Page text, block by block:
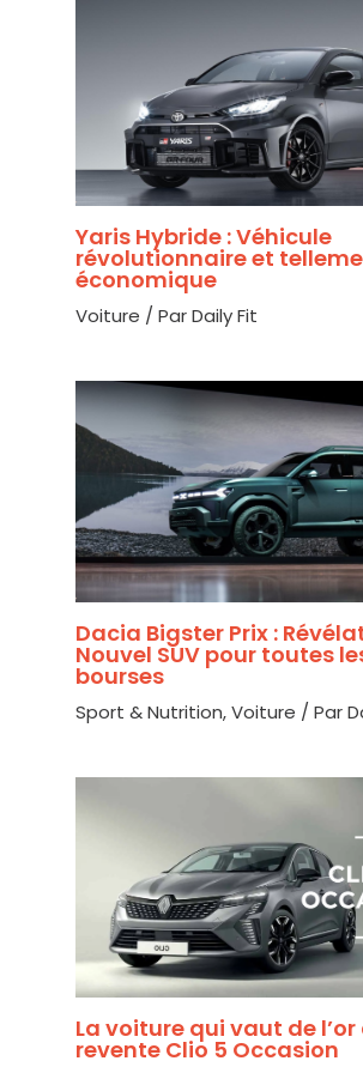
Yaris Hybride : Véhicule
révolutionnaire et
économique
Voiture / ParDaily Fit
Dacia Bigster Prix :
Nouvel SUV pour toutes
bourses
Sport & Nutrition,Voiture / Par
La voiture qui vaut de l’or
revente Clio 5 Occasion